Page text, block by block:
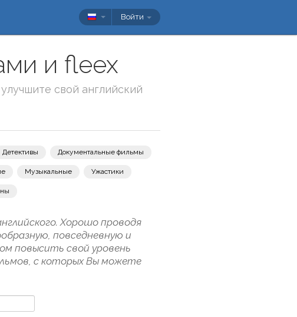
Войти
и fleex
свой английский
Детективы Документальные фильмы
Музыкальные Ужастики
Хорошо проводя
повседневную и
повысить свой уровень
с которых Вы можете